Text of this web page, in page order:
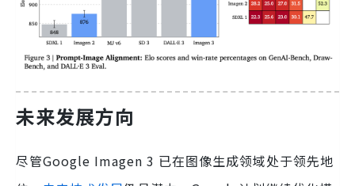
未来发展方向
尽管Google Imagen 3 已在图像生成领域处于领先地